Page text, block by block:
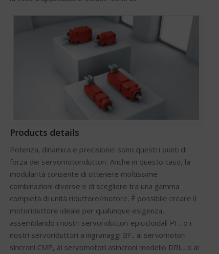
Products details
Potenza, dinamica e precisione: sono questi i punti di
forza dei servomotoriduttori. Anche in questo caso, la
modularità consente di ottenere moltissime
combinazioni diverse e di scegliere tra una gamma
completa di unità riduttore/motore. È possibile creare il
motoriduttore ideale per qualunque esigenza,
assemblando i nostri servoriduttori epicicloidali PF.. o i
nostri servoriduttori a ingranaggi BF.. ai servomotori
sincroni CMP, ai servomotori asincroni modello DRL.. o ai